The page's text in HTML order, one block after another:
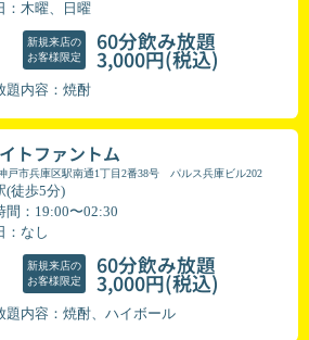
：木曜、日曜
新規来店の
お客様限定
60分飲み放題
3,000円(税込)
題内容：焼酎
トファントム
戸市兵庫区駅南通1丁目2番38号 パルス兵庫ビル202
(徒歩5分)
間：19:00〜02:30
：なし
新規来店の
お客様限定
60分飲み放題
3,000円(税込)
題内容：焼酎、ハイボール